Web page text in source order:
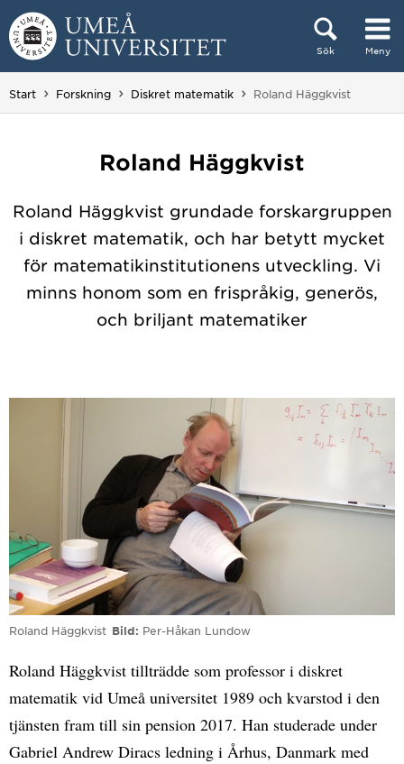
Hoppa direkt till innehållet
Sök Meny
Huvudmenyn dold.
Start Forskning Diskret matematik Du är här:
Roland Häggkvist
Roland Häggkvist
Roland Häggkvist grundade forskargruppen
i diskret matematik, och har betytt mycket
för matematikinstitutionens utveckling. Vi
minns honom som en frispråkig, generös,
och briljant matematiker
Roland Häggkvist Bild Per-Håkan Lundow
Roland Häggkvist tillträdde som professor i diskret
matematik vid Umeå universitet 1989 och kvarstod i den
tjänsten fram till sin pension 2017. Han studerade under
Gabriel Andrew Diracs ledning i Århus, Danmark med